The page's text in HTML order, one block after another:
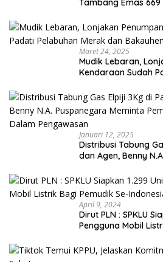
Tambang Emas 669
Maret 24, 2025
Mudik Lebaran,
Kendaraan Sudah
Januari 12, 2025
Distribusi Tabung
dan Agen, Benny
Pengawasan
April 9, 2024
Dirut PLN : SPKLU
Pengguna Mobil